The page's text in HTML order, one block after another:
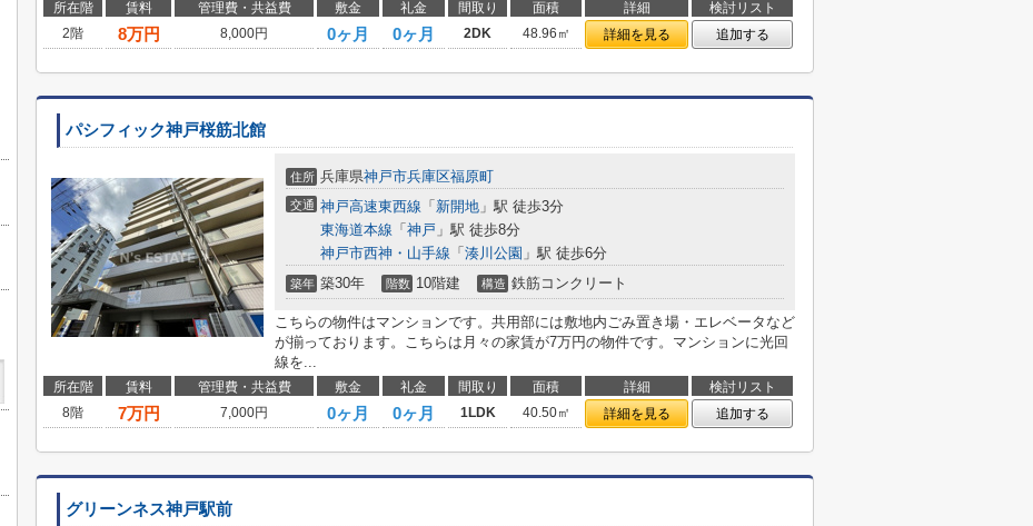
所在階 賃料 管理費・共益費 敷金 礼金 間取り 面積 詳細
検討リスト
2階
8万円 8,000円 0ヶ月 0ヶ月 2DK 48.96㎡ 詳細を見る 追加する
パシフィック神戸桜筋北館
住所 兵庫県神戸市兵庫区福原町
交通 神戸高速東西線 「 新開地 」駅 徒歩3分
東海道本線 「 神戸 」駅 徒歩8分
神戸市西神・山手線 「 湊川公園 」駅 徒歩6分
築年 築30年 階数 10階建 構造 鉄筋コンクリート
こちらの物件はマンションです。共用部には敷地内ごみ置き場・エレベータなど
が揃っております。こちらは月々の家賃が7万円の物件です。マンションに光回
線を...
所在階 賃料 管理費・共益費 敷金 礼金 間取り 面積 詳細
検討リスト
8階
7万円 7,000円 0ヶ月 0ヶ月 1LDK 40.50㎡ 詳細を見る 追加する
グリーンネス神戸駅前